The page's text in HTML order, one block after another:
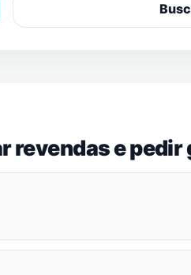
revendas e pedir